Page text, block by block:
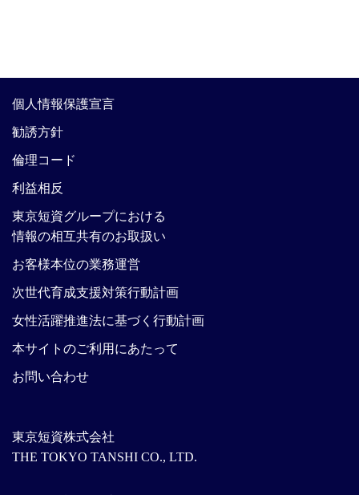
東京短資株式会社
THE TOKYO TANSHI CO., LTD.
個人情報保護宣言
勧誘方針
倫理コード
利益相反
東京短資グループにおける
情報の相互共有のお取扱い
お客様本位の業務運営
次世代育成支援対策行動計画
女性活躍推進法に基づく行動計画
本サイトのご利用にあたって
お問い合わせ